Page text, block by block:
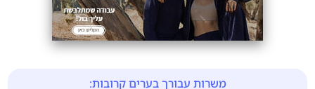
משרות עבורך בערים קרובות: